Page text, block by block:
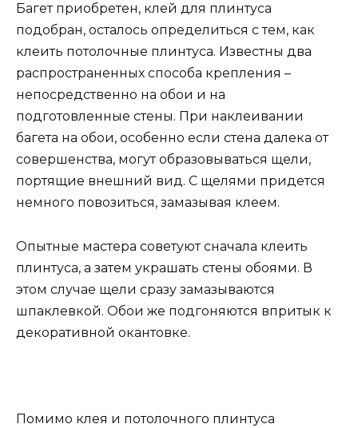
Багет приобретен, клей для плинтуса
подобран, осталось определиться с тем, как
клеить потолочные плинтуса. Известны два
распространенных способа крепления –
непосредственно на обои и на
подготовленные стены. При наклеивании
багета на обои, особенно если стена далека от
совершенства, могут образовываться щели,
портящие внешний вид. С щелями придется
немного повозиться, замазывая клеем.
Опытные мастера советуют сначала клеить
плинтуса, а затем украшать стены обоями. В
этом случае щели сразу замазываются
шпаклевкой. Обои же подгоняются впритык к
декоративной окантовке.
Помимо клея и потолочного плинтуса